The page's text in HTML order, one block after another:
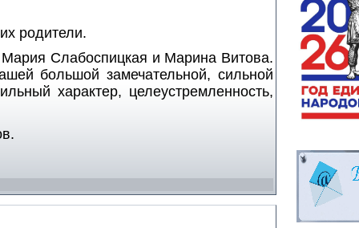
родители.
Мария Слабоспицкая и Марина Витова.
большой замечательной, сильной
характер, целеустремленность,